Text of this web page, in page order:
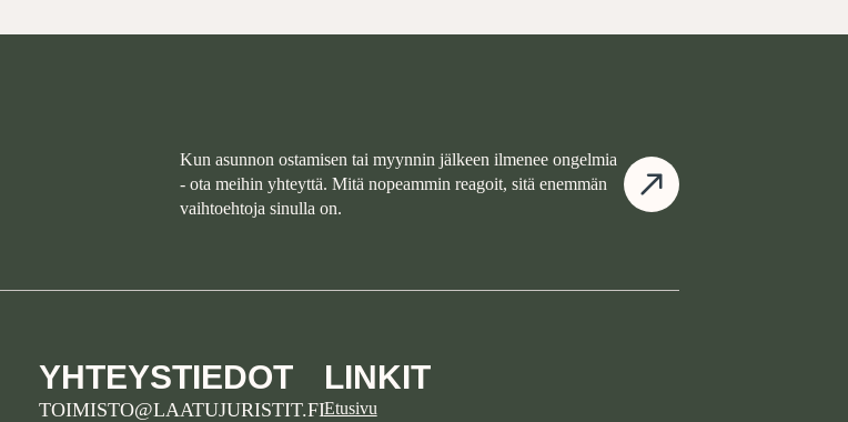
Kun asunnon ostamisen tai myynnin jälkeen ilmenee ongelmia
- ota meihin yhteyttä. Mitä nopeammin reagoit, sitä enemmän
vaihtoehtoja sinulla on.
YHTEYSTIEDOT
TOIMISTO@LAATUJURISTIT.FI
LINKIT
Etusivu